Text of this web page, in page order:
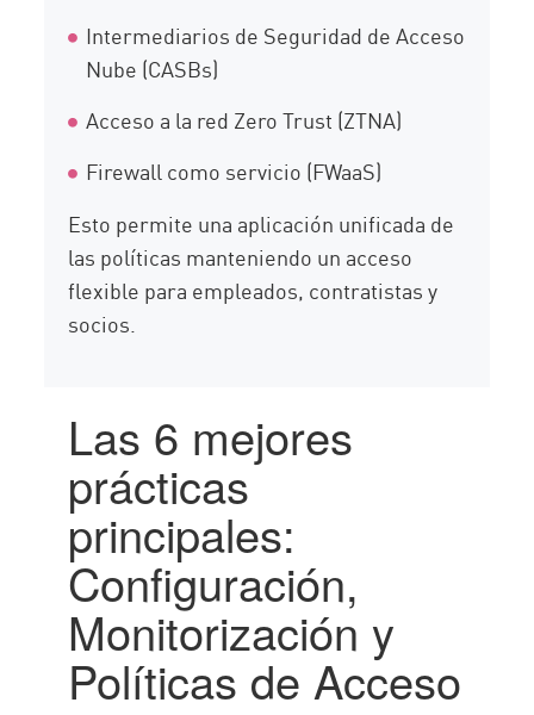
Intermediarios de Seguridad de Acceso
Nube (CASBs)
Acceso a la red Zero Trust (ZTNA)
Firewall como servicio (FWaaS)
Esto permite una aplicación unificada de
las políticas manteniendo un acceso
flexible para empleados, contratistas y
socios.
Las 6 mejores
prácticas
principales:
Configuración,
Monitorización y
Políticas de Acceso